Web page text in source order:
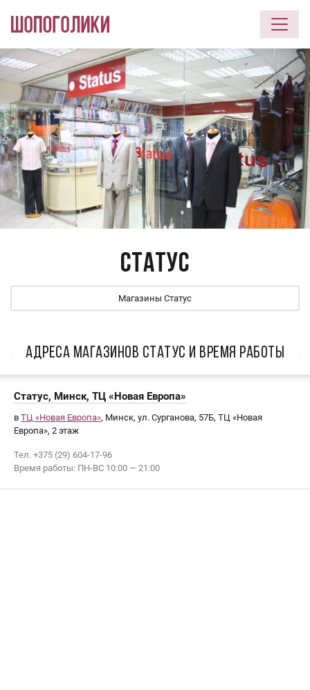
Перейти к основному содержанию
Статус
Магазины Статус
АДРЕСА МАГАЗИНОВ Статус И ВРЕМЯ РАБОТЫ
Статус, Минск, ТЦ «Новая Европа»
в ТЦ «Новая Европа», Минск, ул. Сурганова, 57Б, ТЦ «Новая
Европа», 2 этаж
Тел. +375 (29) 604-17-96
Время работы: ПН-ВС 10:00 — 21:00